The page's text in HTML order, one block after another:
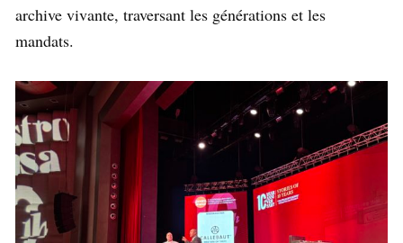
archive vivante, traversant les générations et les
mandats.